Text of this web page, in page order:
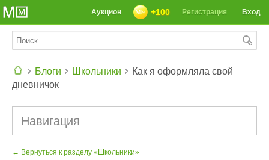
Вход
Регистрация
+100
Аукцион
Блоги Школьники
Как я оформляла свой
дневничок
Навигация
← Вернуться к разделу «Школьники»